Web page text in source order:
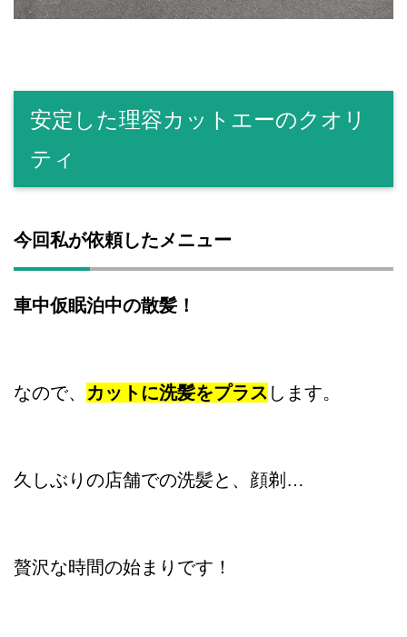
安定した理容カットエーのクオリ
ティ
今回私が依頼したメニュー
車中仮眠泊中の散髪！
なので、 カットに洗髪をプラス します。
久しぶりの店舗での洗髪と、顔剃…
贅沢な時間の始まりです！